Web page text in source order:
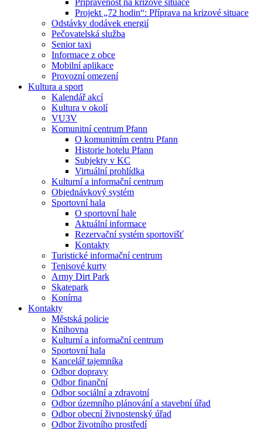
Připravenost na krizové situace
Projekt „72 hodin“: Příprava na krizové situace
Odstávky dodávek energií
Pečovatelská služba
Senior taxi
Informace z obce
Mobilní aplikace
Provozní omezení
Kultura a sport
Kalendář akcí
Kultura v okolí
VU3V
Komunitní centrum Pfann
O komunitním centru Pfann
Historie hotelu Pfann
Subjekty v KC
Virtuální prohlídka
Kulturní a informační centrum
Objednávkový systém
Sportovní hala
O sportovní hale
Aktuální informace
Rezervační systém sportovišť
Kontakty
Turistické informační centrum
Tenisové kurty
Army Dirt Park
Skatepark
Konírna
Kontakty
Městská policie
Knihovna
Kulturní a informační centrum
Sportovní hala
Kancelář tajemníka
Odbor dopravy
Odbor finanční
Odbor sociální a zdravotní
Odbor územního plánování a stavební úřad
Odbor obecní živnostenský úřad
Odbor životního prostředí